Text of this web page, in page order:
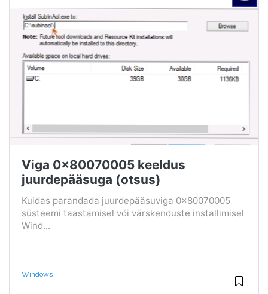
Viga 0x80070005 keeldus
juurdepääsuga (otsus)
Kuidas parandada juurdepääsuviga 0x80070005
süsteemi taastamisel või värskenduste installimisel
Wind...
Windows